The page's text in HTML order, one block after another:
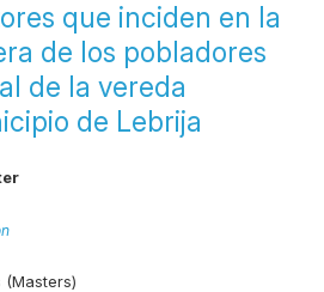
que inciden en la
de los pobladores
de la vereda
de Lebrija
(Masters)